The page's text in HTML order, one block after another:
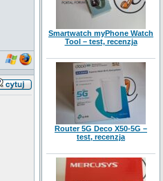
Smartwatch myPhone Watch
Tool – test, recenzja
Router 5G Deco X50-5G –
test, recenzja